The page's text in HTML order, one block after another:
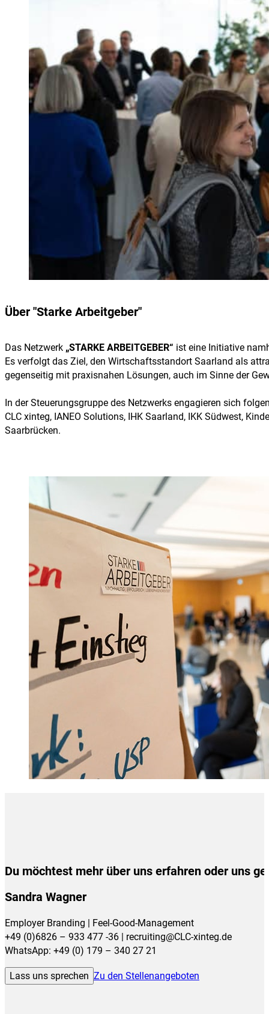
Über "Starke Arbeitgeber"
Das Netzwerk „STARKE ARBEITGEBER“ ist eine Initiative
Es verfolgt das Ziel, den Wirtschaftsstandort Saarland als
gegenseitig mit praxisnahen Lösungen, auch im Sinne der
In der Steuerungsgruppe des Netzwerks engagieren sich
CLC xinteg, IANEO Solutions, IHK Saarland, IKK Südwest,
Saarbrücken.
Du möchtest mehr über uns erfahren oder uns
Sandra Wagner
Employer Branding | Feel-Good-Management
+49 (0)6826 – 933 477 -36 | recruiting@CLC-xinteg.de
WhatsApp: +49 (0) 179 – 340 27 21
Lass uns sprechen Zu den Stellenangeboten